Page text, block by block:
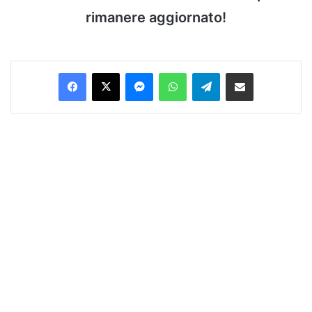
rimanere aggiornato!
Facebook
X MessengerWhatsAppTelegramCondividi via Email